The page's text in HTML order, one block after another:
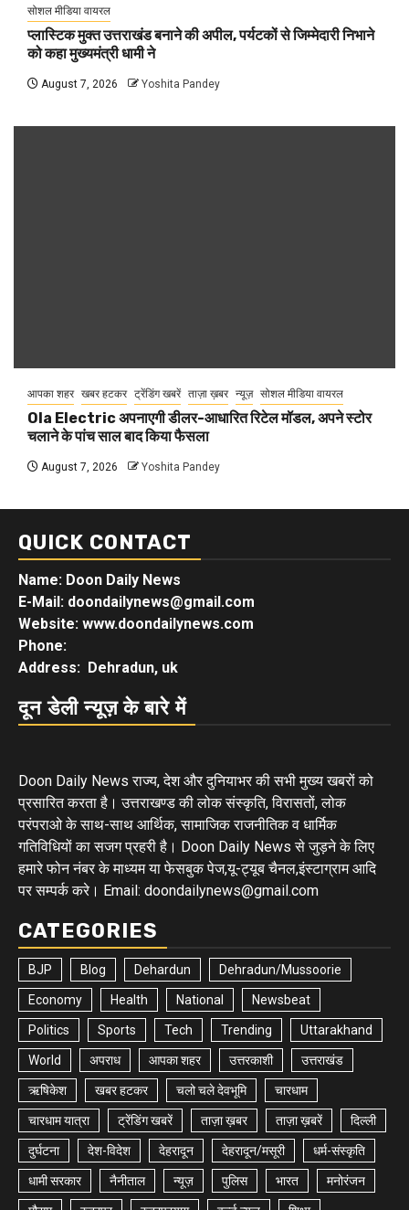
सोशल मीडिया वायरल
प्लास्टिक मुक्त उत्तराखंड बनाने की अपील, पर्यटकों से जिम्मेदारी निभाने
को कहा मुख्यमंत्री धामी ने
August 7, 2026 Yoshita Pandey
आपका शहर खबर हटकर ट्रेंडिंग खबरें ताज़ा ख़बर न्यूज़ सोशल मीडिया वायरल
Ola Electric अपनाएगी डीलर-आधारित रिटेल मॉडल, अपने स्टोर
चलाने के पांच साल बाद किया फैसला
August 7, 2026 Yoshita Pandey
QUICK CONTACT
Name: Doon Daily News
E-Mail: doondailynews@gmail.com
Website: www.doondailynews.com
Phone:
Address: Dehradun, uk
दून डेली न्यूज़ के बारे में
Doon Daily News राज्य, देश और दुनियाभर की सभी मुख्य खबरों को
प्रसारित करता है। उत्तराखण्ड की लोक संस्कृति, विरासतों, लोक
परंपराओ के साथ-साथ आर्थिक, सामाजिक राजनीतिक व धार्मिक
गतिविधियों का सजग प्रहरी है। Doon Daily News से जुड़ने के लिए
हमारे फोन नंबर के माध्यम या फेसबुक पेज,यू-ट्यूब चैनल,इंस्टाग्राम आदि
पर सम्पर्क करे। Email: doondailynews@gmail.com
CATEGORIES
BJP Blog Dehardun Dehradun/Mussoorie
Economy Health National Newsbeat
Politics Sports Tech Trending Uttarakhand
World अपराध आपका शहर उत्तरकाशी उत्तराखंड
ऋषिकेश खबर हटकर चलो चले देवभूमि चारधाम
चारधाम यात्रा ट्रेंडिंग खबरें ताज़ा ख़बर ताज़ा ख़बरें दिल्ली
दुर्घटना देश-विदेश देहरादून देहरादून/मसूरी धर्म-संस्कृति
धामी सरकार नैनीताल न्यूज़ पुलिस भारत मनोरंजन